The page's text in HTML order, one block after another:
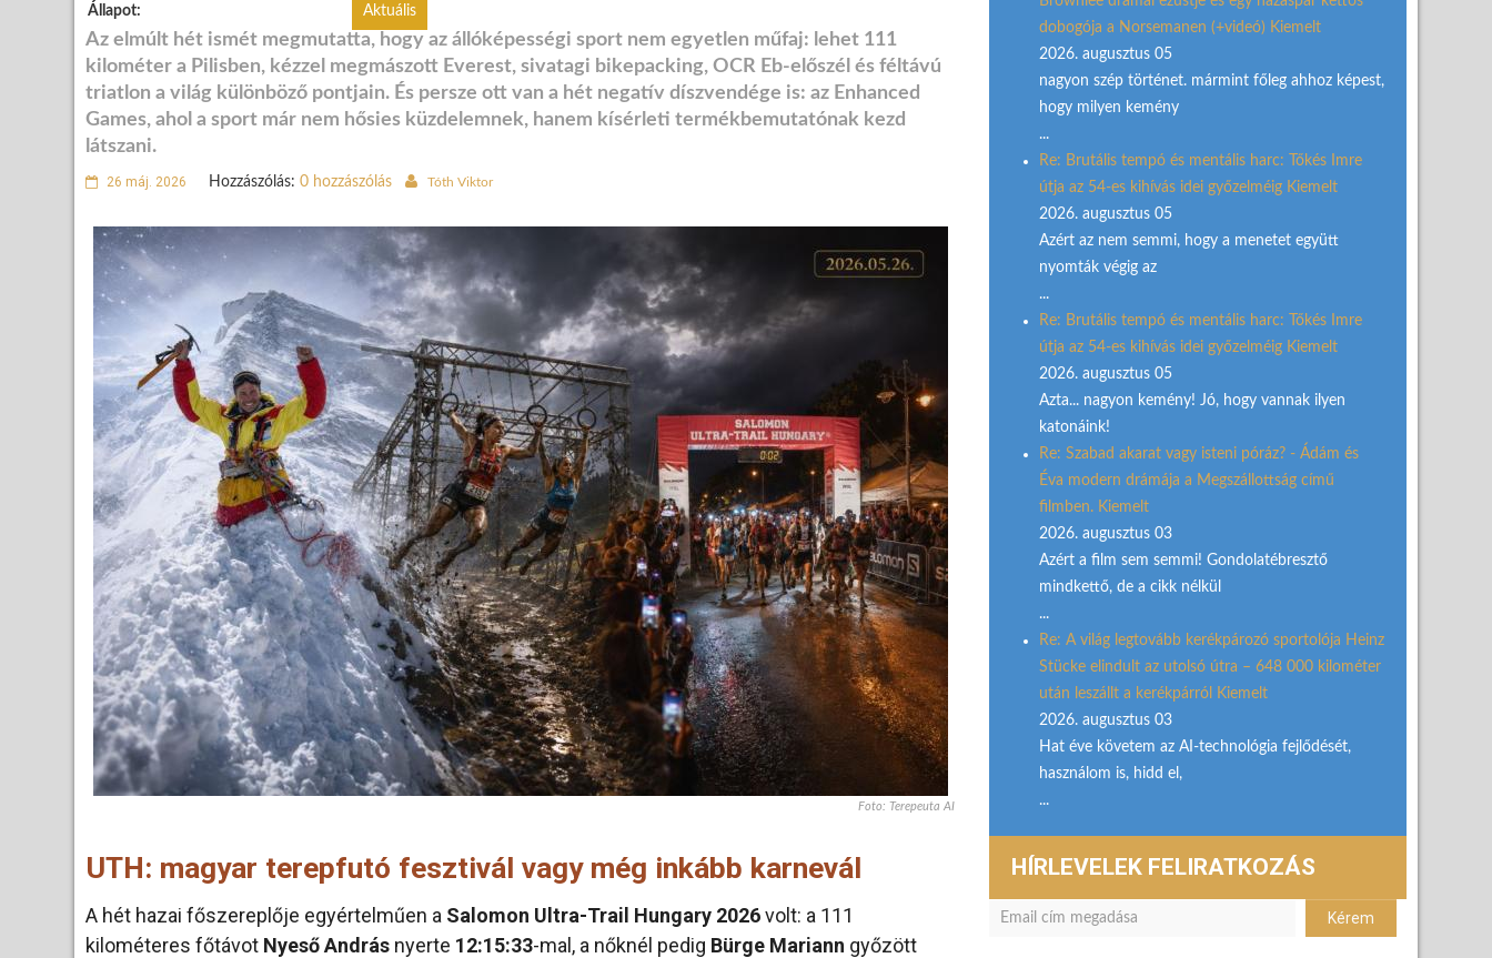
Állapot: Aktuális
Az elmúlt hét ismét megmutatta, hogy az állóképességi sport nem egyetlen műfaj: lehet 111
kilométer a Pilisben, kézzel megmászott Everest, sivatagi bikepacking, OCR Eb-előszél és féltávú
triatlon a világ különböző pontjain. És persze ott van a hét negatív díszvendége is: az Enhanced
Games, ahol a sport már nem hősies küzdelemnek, hanem kísérleti termékbemutatónak kezd
látszani.
26 máj. 2026 Hozzászólás: 0 hozzászólás Tóth Viktor
Foto: Terepeuta AI
UTH: magyar terepfutó fesztivál vagy még inkább karnevál
A hét hazai főszereplője egyértelműen a Salomon Ultra-Trail Hungary 2026volt: a 111
kilométeres főtávot Nyeső András nyerte 12:15:33-mal, a nőknél pedig Bürge Mariann győzött
dobogója a Norsemanen (+videó) Kiemelt
2026. augusztus 05
nagyon szép történet. mármint főleg ahhoz képest,
hogy milyen kemény
...
Re: Brutális tempó és mentális harc: Tőkés Imre
útja az 54-es kihívás idei győzelméig Kiemelt
2026. augusztus 05
Azért az nem semmi, hogy a menetet együtt
nyomták végig az
...
Re: Brutális tempó és mentális harc: Tőkés Imre
útja az 54-es kihívás idei győzelméig Kiemelt
2026. augusztus 05
Azta... nagyon kemény! Jó, hogy vannak ilyen
katonáink!
Re: Szabad akarat vagy isteni póráz? - Ádám és
Éva modern drámája a Megszállottság című
filmben. Kiemelt
2026. augusztus 03
Azért a film sem semmi! Gondolatébresztő
mindkettő, de a cikk nélkül
...
Re: A világ legtovább kerékpározó sportolója Heinz
Stücke elindult az utolsó útra – 648 000 kilométer
után leszállt a kerékpárról Kiemelt
2026. augusztus 03
Hat éve követem az AI-technológia fejlődését,
használom is, hidd el,
...
HÍRLEVELEK FELIRATKOZÁS